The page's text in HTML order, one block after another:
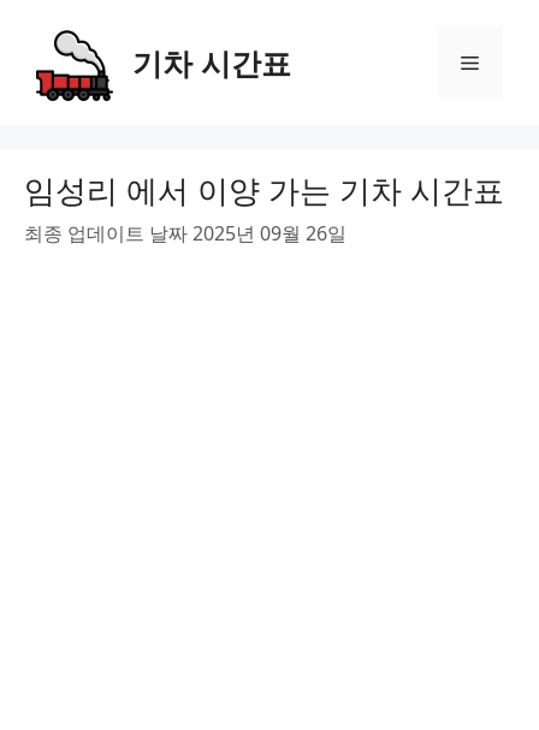
content
기차 시간표 Menu
임성리 에서 이양 가는 기차 시간표
최종 업데이트 날짜 2025년 09월 26일